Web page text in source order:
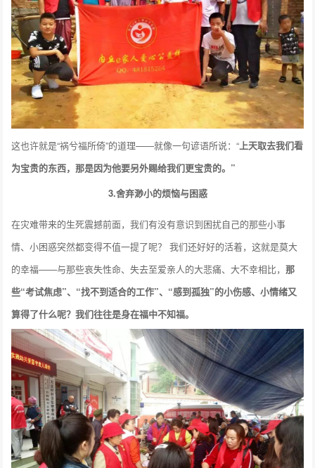
这也许就是“祸兮福所倚”的道理——就像一句谚语所说：“上天取去我们看
为宝贵的东西，那是因为他要另外赐给我们更宝贵的。”
3.舍弃渺小的烦恼与困惑
在灾难带来的生死震撼前面，我们有没有意识到困扰自己的那些小事
情、小困惑突然都变得不值一提了呢？ 我们还好好的活着，这就是莫大
的幸福——与那些哀失性命、失去至爱亲人的大悲痛、大不幸相比，那
些“考试焦虑”、“找不到适合的工作”、“感到孤独”的小伤感、小情绪又
算得了什么呢？我们往往是身在福中不知福。